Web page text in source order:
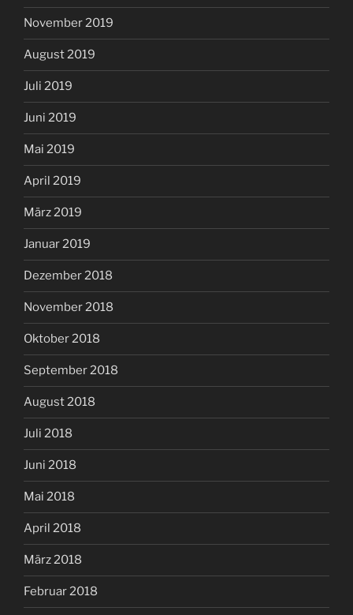
November 2019
August 2019
Juli 2019
Juni 2019
Mai 2019
April 2019
März 2019
Januar 2019
Dezember 2018
November 2018
Oktober 2018
September 2018
August 2018
Juli 2018
Juni 2018
Mai 2018
April 2018
März 2018
Februar 2018